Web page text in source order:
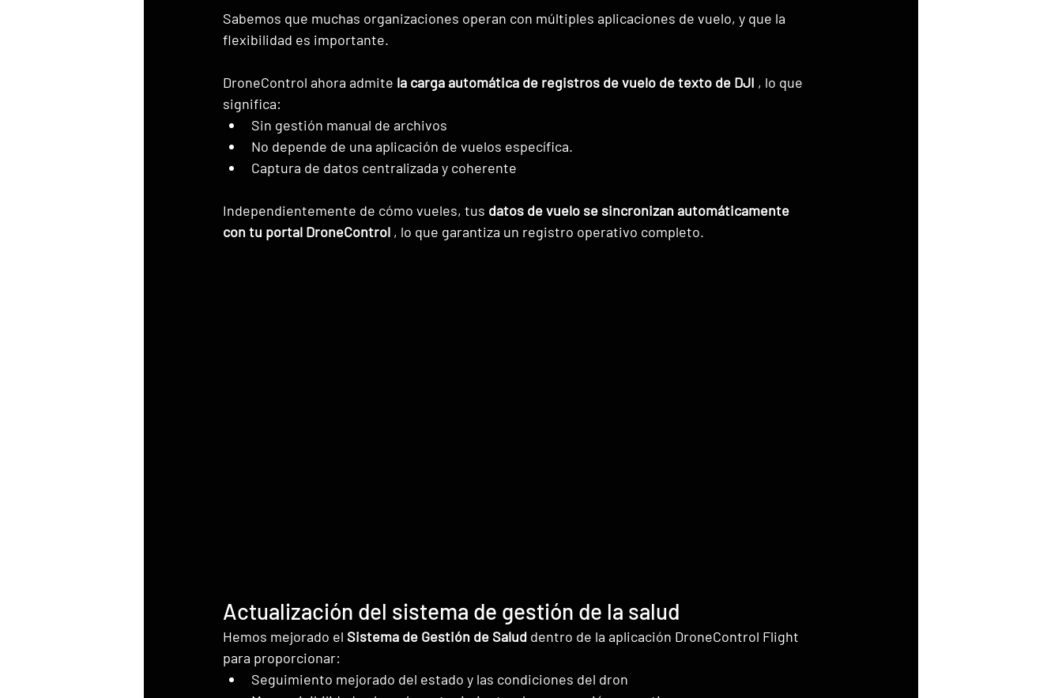
Sabemos que muchas organizaciones operan con múltiples aplicaciones de vuelo, y que la
flexibilidad es importante.
DroneControl ahora admite la carga automática de registros de vuelo de texto de DJI , lo que
significa:
Sin gestión manual de archivos
No depende de una aplicación de vuelos específica.
Captura de datos centralizada y coherente
Independientemente de cómo vueles, tus datos de vuelo se sincronizan automáticamente
con tu portal DroneControl , lo que garantiza un registro operativo completo.
Actualización del sistema de gestión de la salud
Hemos mejorado el Sistema de Gestión de Salud dentro de la aplicación DroneControl Flight
para proporcionar:
Seguimiento mejorado del estado y las condiciones del dron